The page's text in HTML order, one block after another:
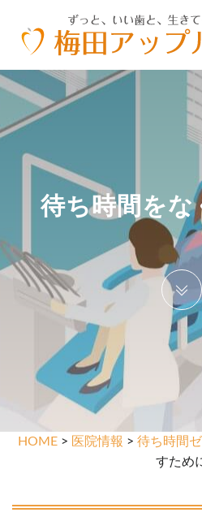
待ち時間を
HOME > 医院情報 > 待ち時間
すため